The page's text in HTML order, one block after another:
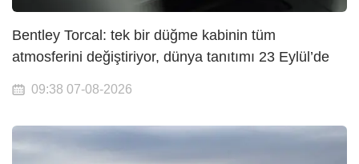
Bentley Torcal: tek bir düğme kabinin tüm
atmosferini değiştiriyor, dünya tanıtımı 23 Eylül’de
09:38 07-08-2026